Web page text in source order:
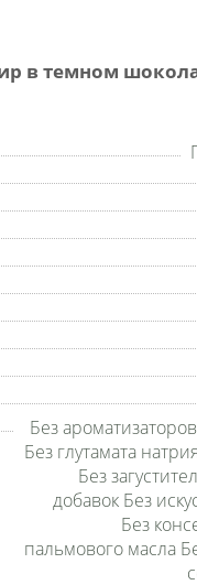
в темном
Без
Без глутамата
Без
добавок Без
Без
пальмового масла